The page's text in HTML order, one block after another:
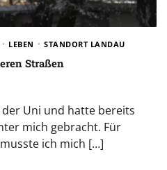
LEBEN STANDORT LANDAU
Straßen
der Uni und hatte bereits
mich gebracht. Für
ich mich […]